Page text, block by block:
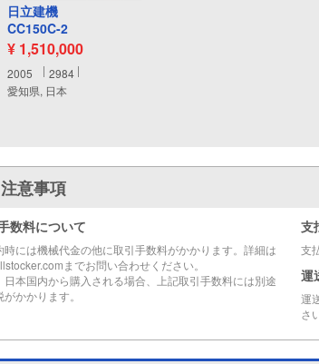
日立建機
CC150C-2
¥ 1,510,000
2005
2984
愛知県, 日本
注意事項
数料について
時には機械代金の他に取引手数料がかかります。詳細は
までお問い合わせください。
日本国内から購入される場合、上記取引手数料には別途
かかります。
支
支
運
運
さ